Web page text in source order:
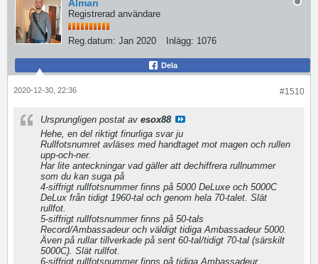
Alman
Registrerad användare
Reg.datum: Jan 2020 Inlägg: 1076
Dela
#1510
2020-12-30, 22:36
Ursprungligen postat av esox88
Hehe, en del riktigt finurliga svar ju
Rullfotsnumret avläses med handtaget mot magen och rullen
upp-och-ner.
Har lite anteckningar vad gäller att dechiffrera rullnummer
som du kan suga på
4-siffrigt rullfotsnummer finns på 5000 DeLuxe och 5000C
DeLux från tidigt 1960-tal och genom hela 70-talet. Slät
rullfot.
5-siffrigt rullfotsnummer finns på 50-tals
Record/Ambassadeur och väldigt tidiga Ambassadeur 5000.
Även på rullar tillverkade på sent 60-tal/tidigt 70-tal (särskilt
5000C). Slät rullfot.
6-siffrigt rullfotsnummer finns på tidiga Ambassadeur